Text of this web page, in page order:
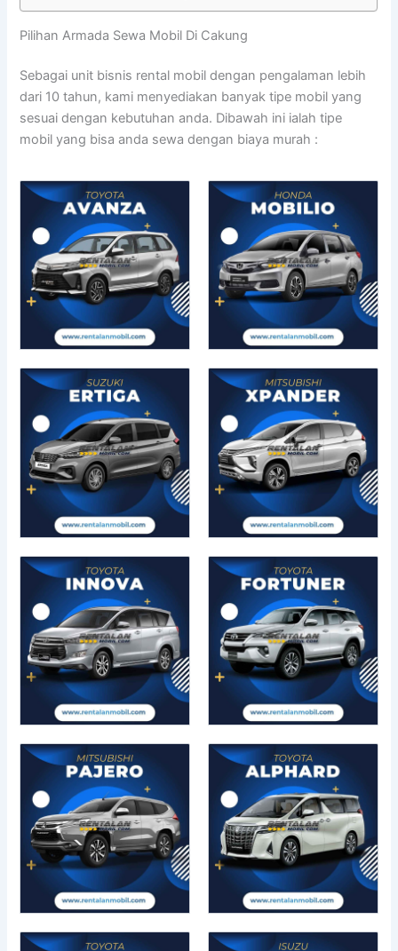
Pilihan Armada Sewa Mobil Di Cakung
Sebagai unit bisnis rental mobil dengan pengalaman lebih
dari 10 tahun, kami menyediakan banyak tipe mobil yang
sesuai dengan kebutuhan anda. Dibawah ini ialah tipe
mobil yang bisa anda sewa dengan biaya murah :